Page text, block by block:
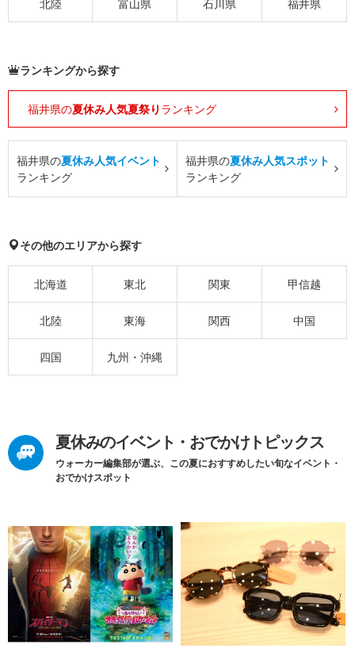
北陸 富山県 石川県 福井県
ランキングから探す
福井県の夏休み人気夏祭り ランキング
福井県の夏休み人気イベント
ランキング
福井県の夏休み人気スポット
ランキング
その他のエリアから探す
北海道 東北 関東 甲信越
北陸 東海 関西 中国
四国 九州・沖縄
夏休みのイベント・おでかけトピックス
ウォーカー編集部が選ぶ、この夏におすすめしたい旬なイベント・
おでかけスポット